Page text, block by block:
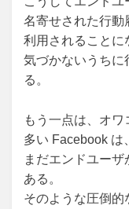
名寄せされた行動
利用されることに
気づかないうちに
る。
もう一点は、オ
多い Facebook は
まだエンドユー
ある。
そのような圧倒的